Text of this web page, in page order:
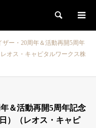
検索
ザー・20周年＆活動再開5周年
オス・キャピタルワークス株
＆活動再開5周年記念
）（レオス・キャピ